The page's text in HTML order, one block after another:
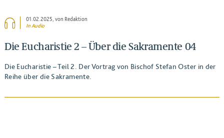
01.02.2025, von Redaktion
In Audio
Die Eucharistie 2 – Über die Sakramente 04
Die Eucharistie – Teil 2. Der Vortrag von Bischof Stefan Oster in der
Reihe über die Sakramente.